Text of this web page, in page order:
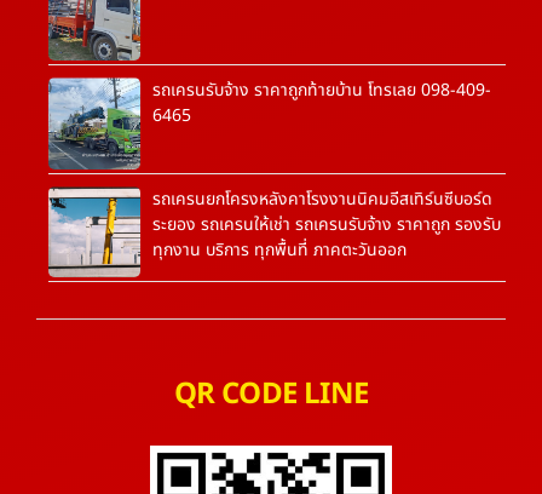
รถเครนรับจ้าง ราคาถูกท้ายบ้าน โทรเลย 098-409-
6465
รถเครนยกโครงหลังคาโรงงานนิคมอีสเทิร์นซีบอร์ด
ระยอง รถเครนให้เช่า รถเครนรับจ้าง ราคาถูก รองรับ
ทุกงาน บริการ ทุกพื้นที่ ภาคตะวันออก
QR CODE LINE